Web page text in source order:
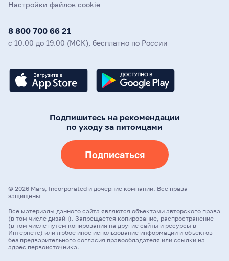
Настройки файлов cookie
8 800 700 66 21
с 10.00 до 19.00 (МСК), бесплатно по России
Подпишитесь на рекомендации
по уходу за питомцами
Подписаться
© 2026 Mars, Incorporated и дочерние компании. Все права
защищены
Все материалы данного сайта являются объектами авторского права
(в том числе дизайн). Запрещается копирование, распространение
(в том числе путем копирования на другие сайты и ресурсы в
Интернете) или любое иное использование информации и объектов
без предварительного согласия правообладателя или ссылки на
адрес первоисточника.